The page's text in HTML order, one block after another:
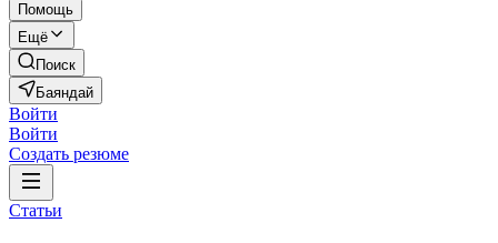
Помощь
Ещё
Поиск
Баяндай
Войти
Войти
Создать резюме
Статьи